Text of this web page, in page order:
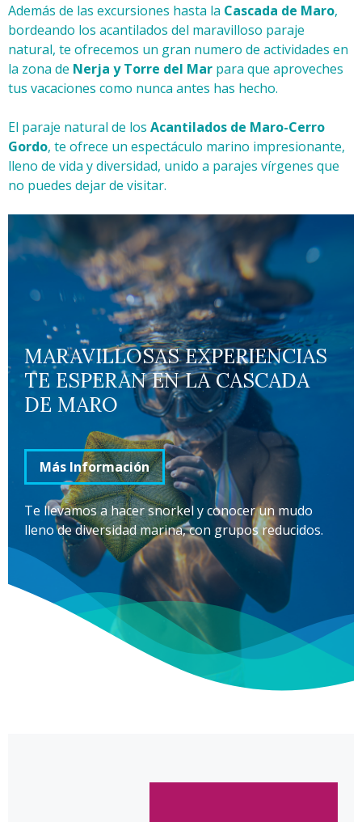
Además de las excursiones hasta la Cascada de Maro,
bordeando los acantilados del maravilloso paraje
natural, te ofrecemos un gran numero de actividades en
la zona de Nerja y Torre del Mar para que aproveches
tus vacaciones como nunca antes has hecho.
El paraje natural de los Acantilados de Maro-Cerro
Gordo, te ofrece un espectáculo marino impresionante,
lleno de vida y diversidad, unido a parajes vírgenes que
no puedes dejar de visitar.
MARAVILLOSAS EXPERIENCIAS
TE ESPERAN EN LA CASCADA
DE MARO
Más Información
Te llevamos a hacer snorkel y conocer un mudo
lleno de diversidad marina, con grupos reducidos.